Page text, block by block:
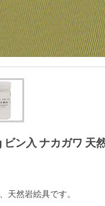
ビン入 ナカガワ 天
天然岩絵具です。